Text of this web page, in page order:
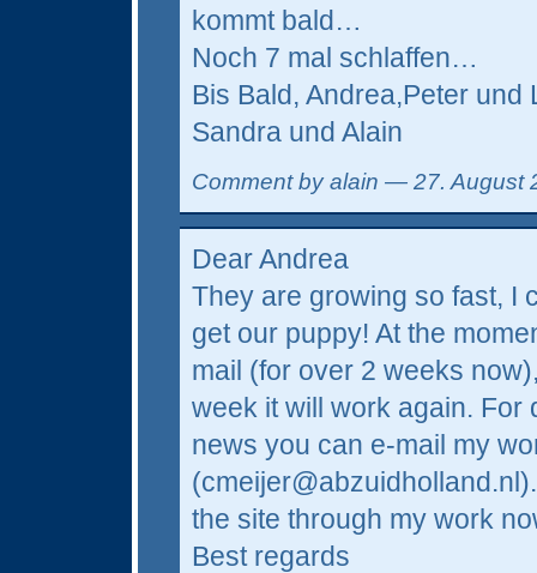
kommt bald…
Noch 7 mal schlaffen…
Bis Bald, Andrea,Peter
Sandra und Alain
Comment by alain — 27. August
Dear Andrea
They are growing so fast, I
get our puppy! At the
mail (for over 2 weeks
week it will work again. For
news you can e-mail my
the site through my work
Best regards